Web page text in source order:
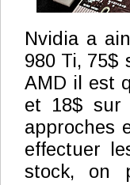
Nvidia a
980 Ti, 75$
AMD il est
et 18$ sur
approches
effectuer
stock, on